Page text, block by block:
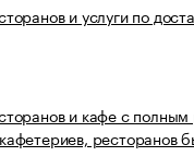
и услуги по
и кафе с
ресторанов